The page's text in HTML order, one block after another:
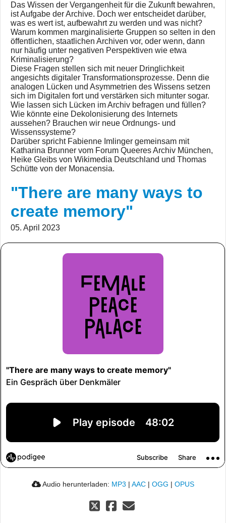
Das Wissen der Vergangenheit für die Zukunft bewahren,
ist Aufgabe der Archive. Doch wer entscheidet darüber,
was es wert ist, aufbewahrt zu werden und was nicht?
Warum kommen marginalisierte Gruppen so selten in den
öffentlichen, staatlichen Archiven vor, oder wenn, dann
nur häufig unter negativen Perspektiven wie etwa
Kriminalisierung?
Diese Fragen stellen sich mit neuer Dringlichkeit
angesichts digitaler Transformationsprozesse. Denn die
analogen Lücken und Asymmetrien des Wissens setzen
sich im Digitalen fort und verstärken sich mitunter sogar.
Wie lassen sich Lücken im Archiv befragen und füllen?
Wie könnte eine Dekolonisierung des Internets
aussehen? Brauchen wir neue Ordnungs- und
Wissenssysteme?
Darüber spricht Fabienne Imlinger gemeinsam mit
Katharina Brunner vom Forum Queeres Archiv München,
Heike Gleibs von Wikimedia Deutschland und Thomas
Schütte von der Monacensia.
"There are many ways to
create memory"
05. April 2023
Audio herunterladen: MP3 | AAC | OGG | OPUS